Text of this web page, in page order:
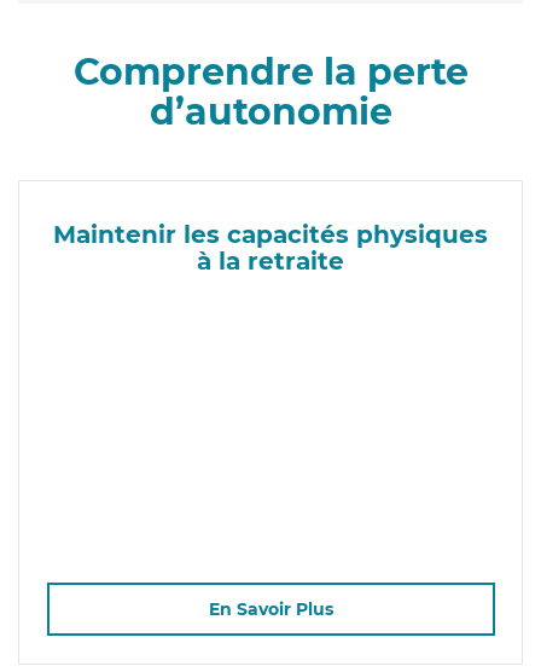
Comprendre la perte
d’autonomie
Maintenir les capacités physiques
à la retraite
En Savoir Plus